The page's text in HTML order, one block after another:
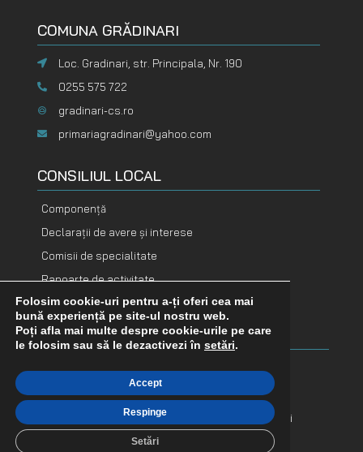
COMUNA GRĂDINARI
Loc. Gradinari, str. Principala, Nr. 190
0255 575 722
gradinari-cs.ro
primariagradinari@yahoo.com
CONSILIUL LOCAL
Componență
Declarații de avere și interese
Comisii de specialitate
Rapoarte de activitate
DOCUMENTE
FINANCIARE
Buget
Bilanț contabil
Execuție bugetară
Indicatori financiari
DOCUMENTE
ADOPTATE
Hotărâri consiliu
Dispoziții primar
Proiecte de hotărâri
Procese verbale
Folosim cookie-uri pentru a-ți oferi cea mai
bună experiență pe site-ul nostru web.
Poți afla mai multe despre cookie-urile pe care
le folosim sau să le dezactivezi în setări.
Accept
Respinge
Setări